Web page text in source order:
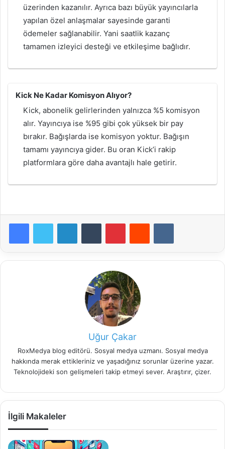
üzerinden kazanılır. Ayrıca bazı büyük yayıncılarla
yapılan özel anlaşmalar sayesinde garanti
ödemeler sağlanabilir. Yani saatlik kazanç
tamamen izleyici desteği ve etkileşime bağlıdır.
Kick Ne Kadar Komisyon Alıyor?
Kick, abonelik gelirlerinden yalnızca %5 komisyon
alır. Yayıncıya ise %95 gibi çok yüksek bir pay
bırakır. Bağışlarda ise komisyon yoktur. Bağışın
tamamı yayıncıya gider. Bu oran Kick’i rakip
platformlara göre daha avantajlı hale getirir.
Uğur Çakar
RoxMedya blog editörü. Sosyal medya uzmanı. Sosyal medya
hakkında merak ettikleriniz ve yaşadığınız sorunlar üzerine yazar.
Teknolojideki son gelişmeleri takip etmeyi sever. Araştırır, çizer.
İlgili Makaleler